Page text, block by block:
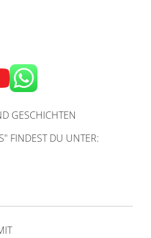
GESCHICHTEN
FINDEST DU UNTER: